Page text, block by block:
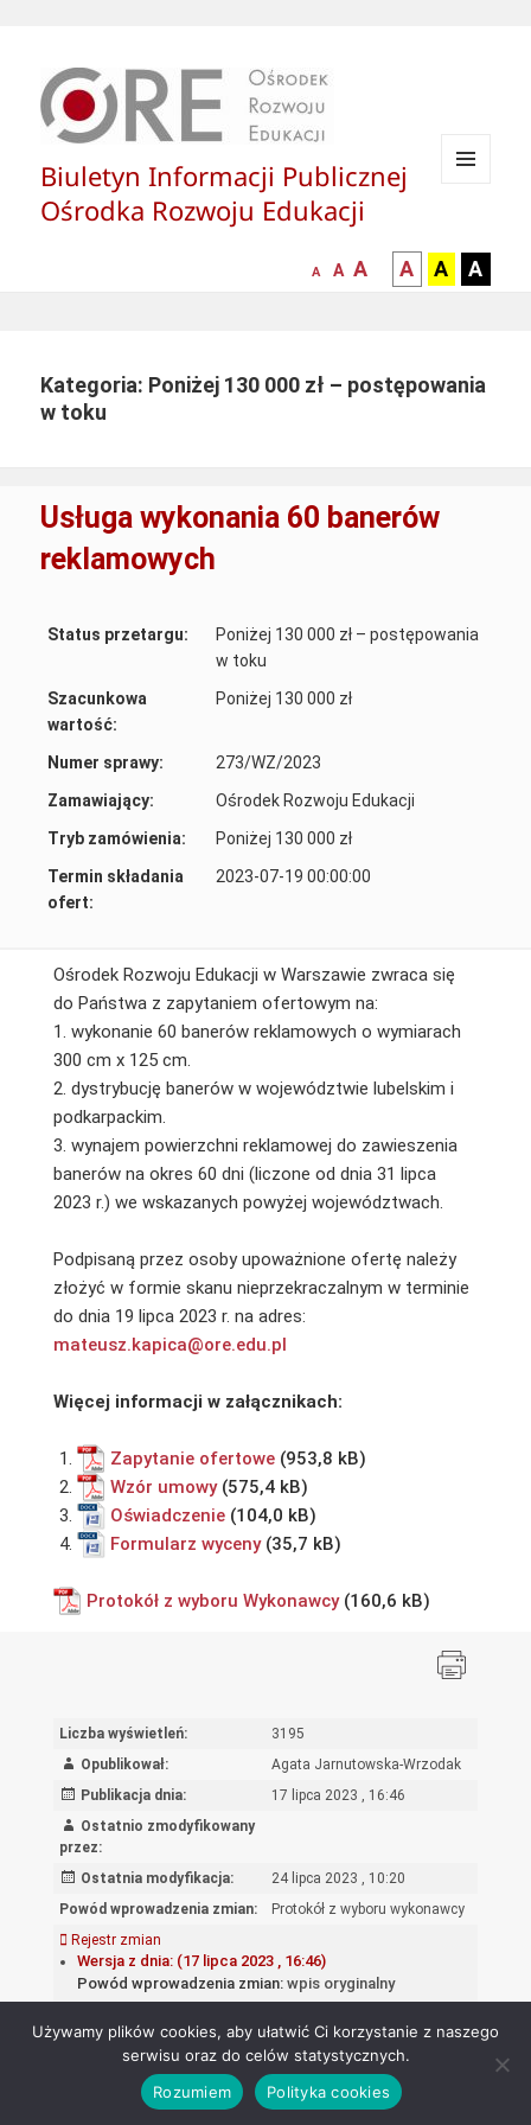
Biuletyn Informacji Publicznej
Ośrodka Rozwoju Edukacji
mniejsza
A
normalna
A
większa-
czcionka
A
kontrast
czarny
tle
A
kontrast
czarny
tle
A
żółty
tle
A
Kategoria: Poniżej 130 000 zł – postępowania
w toku
Usługa wykonania 60 banerów
reklamowych
Status przetargu:
Poniżej 130 000 zł – postępowania
w toku
Szacunkowa
wartość:
Poniżej 130 000 zł
Numer sprawy:
273/WZ/2023
Zamawiający:
Ośrodek Rozwoju Edukacji
Tryb zamówienia:
Poniżej 130 000 zł
Termin składania
ofert:
2023-07-19 00:00:00
Ośrodek Rozwoju Edukacji w Warszawie zwraca się
do Państwa z zapytaniem ofertowym na:
1. wykonanie 60 banerów reklamowych o wymiarach
300 cm x 125 cm.
2. dystrybucję banerów w województwie lubelskim i
podkarpackim.
3. wynajem powierzchni reklamowej do zawieszenia
banerów na okres 60 dni (liczone od dnia 31 lipca
2023 r.) we wskazanych powyżej województwach.
Podpisaną przez osoby upoważnione ofertę należy
złożyć w formie skanu nieprzekraczalnym w terminie
do dnia 19 lipca 2023 r. na adres:
mateusz.kapica@ore.edu.pl
Więcej informacji w załącznikach:
Zapytanie ofertowe
Wzór umowy
Oświadczenie
Formularz wyceny
Protokół z wyboru Wykonawcy
Liczba wyświetleń:
3195
Opublikował:
Agata Jarnutowska-Wrzodak
Publikacja dnia:
17 lipca 2023 , 16:46
Ostatnio zmodyfikowany
przez:
Ostatnia modyfikacja:
24 lipca 2023 , 10:20
Powód wprowadzenia zmian:
Protokół z wyboru wykonawcy
Rejestr zmian
Wersja z dnia: (17 lipca 2023 , 16:46)
Powód wprowadzenia zmian: wpis oryginalny
Ośrodek Rozwoju Edukacji - Biuletyn Informacji Publicznej 2026
Używamy plików cookies, aby ułatwić Ci korzystanie z naszego
serwisu oraz do celów statystycznych.
Rozumiem
Polityka cookies